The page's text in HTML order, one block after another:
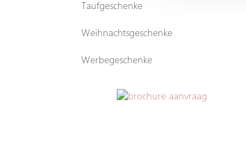
Taufgeschenke
Weihnachtsgeschenke
Werbegeschenke